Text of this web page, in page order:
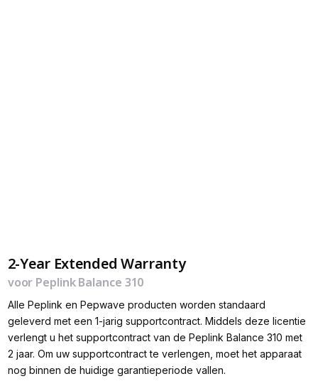
2-Year Extended Warranty
voor Peplink Balance 310
Alle Peplink en Pepwave producten worden standaard
geleverd met een 1-jarig supportcontract. Middels deze licentie
verlengt u het supportcontract van de Peplink Balance 310 met
2 jaar. Om uw supportcontract te verlengen, moet het apparaat
nog binnen de huidige garantieperiode vallen.